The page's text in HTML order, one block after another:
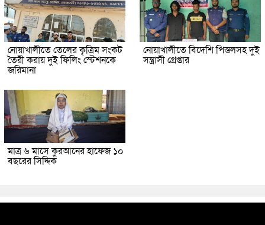
নোয়াখালীতে তেলের কৃত্রিম সংকট
তৈরী করায় দুই ফিলিং স্টেশনকে
জরিমানা
নোয়াখালীতে বিদেশি পিস্তলসহ দুই
সন্ত্রাসী গ্রেপ্তার
মাত্র ৬ মাসে কুরআনের হাফেজ ১০
বছরের সিদ্দিক